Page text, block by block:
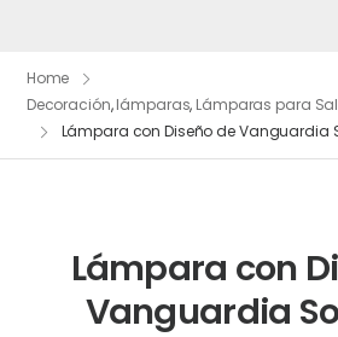
Home
Decoración,lámparas, Lámparas para
Lámpara con Diseño de Vanguardia
Lámpara con
Vanguardia